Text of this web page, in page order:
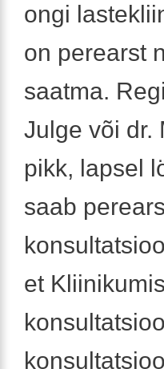
ongi
on perearst
saatma.
Julge või dr.
pikk, lapsel
saab
et